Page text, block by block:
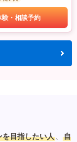
験・相談予約
目指したい人 、
自